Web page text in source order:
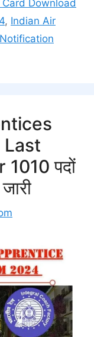
Download
, Indian Air
पदों